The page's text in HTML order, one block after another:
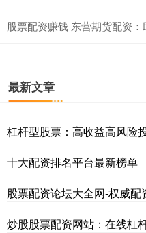
股票配资赚钱 东营期货配资
最新文章
杠杆型股票：高收益高风险
十大配资排名平台最新榜单
股票配资论坛大全网-权威配
炒股股票配资网站：在线杠